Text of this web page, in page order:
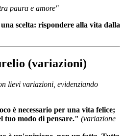
paura e amore"
scelta: rispondere alla vita dalla
(variazioni)
lievi variazioni, evidenziando
è necessario per una vita felice;
tuo modo di pensare." (variazione